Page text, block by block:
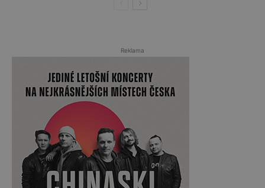
Reklama